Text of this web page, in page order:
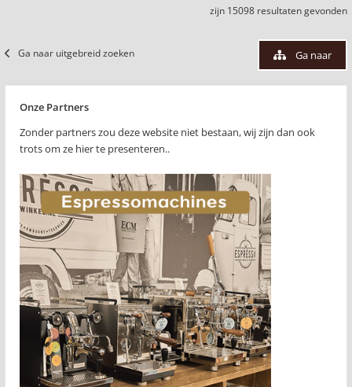
zijn 15098 resultaten gevonden
Ga naar uitgebreid zoeken Ga naar
Onze Partners
Zonder partners zou deze website niet bestaan, wij zijn dan ook
trots om ze hier te presenteren..